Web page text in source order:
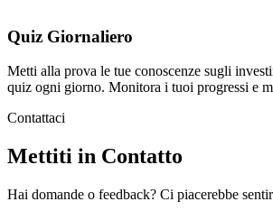
Quiz Giornaliero
Metti alla prova le tue conoscenze sugli
quiz ogni giorno. Monitora i tuoi progressi e
Contattaci
Mettiti in Contatto
Hai domande o feedback? Ci piacerebbe